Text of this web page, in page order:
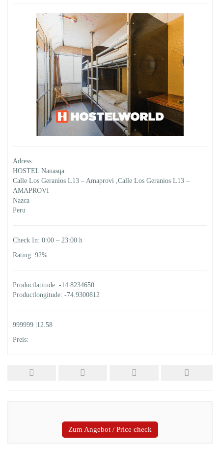
Adress:
HOSTEL Nanasqa
Calle Los Geranios L13 – Amaprovi ,Calle Los Geranios L13 –
AMAPROVI
Nazca
Peru
Check In: 0:00 – 23:00 h
Rating: 92%
Productlatitude: -14.8234650
Productlongitude: -74.9300812
999999 |12.58
Preis:
Zum Angebot / Price check